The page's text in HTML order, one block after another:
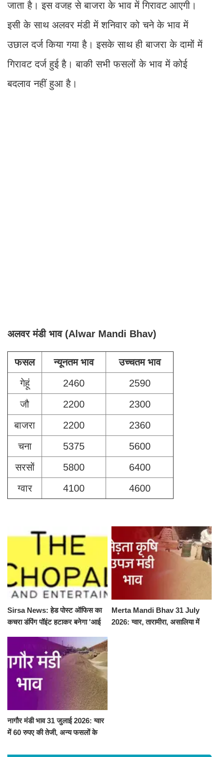
जाता है। इस वजह से बाजरा के भाव में गिरावट आएगी।
इसी के साथ अलवर मंडी में शनिवार को चने के भाव में
उछाल दर्ज किया गया है। इसके साथ ही बाजरा के दामों में
गिरावट दर्ज हुई है। बाकी सभी फसलों के भाव में कोई
बदलाव नहीं हुआ है।
अलवर मंडी भाव (Alwar Mandi Bhav)
फसल न्यूनतम भाव
उच्चतम भाव
गेहूं
2460
2590
जौ
2200
2300
बाजरा
2200
2360
चना
5375
5600
सरसों
5800
6400
ग्वार
4100 4600
Sirsa News: हेड पोस्ट ऑफिस का
कचरा डंपिंग पॉइंट हटाकर बनेगा 'आई
Merta Mandi Bhav 31 July
2026: ग्वार, तारामीरा, असालिया में
नागौर मंडी भाव 31 जुलाई 2026: ग्वार
में 60 रुपए की तेजी, अन्य फसलों के